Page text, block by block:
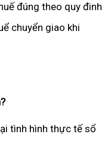
đúng theo quy đinh
chuyển giao khi
tình hình thực tế sổ